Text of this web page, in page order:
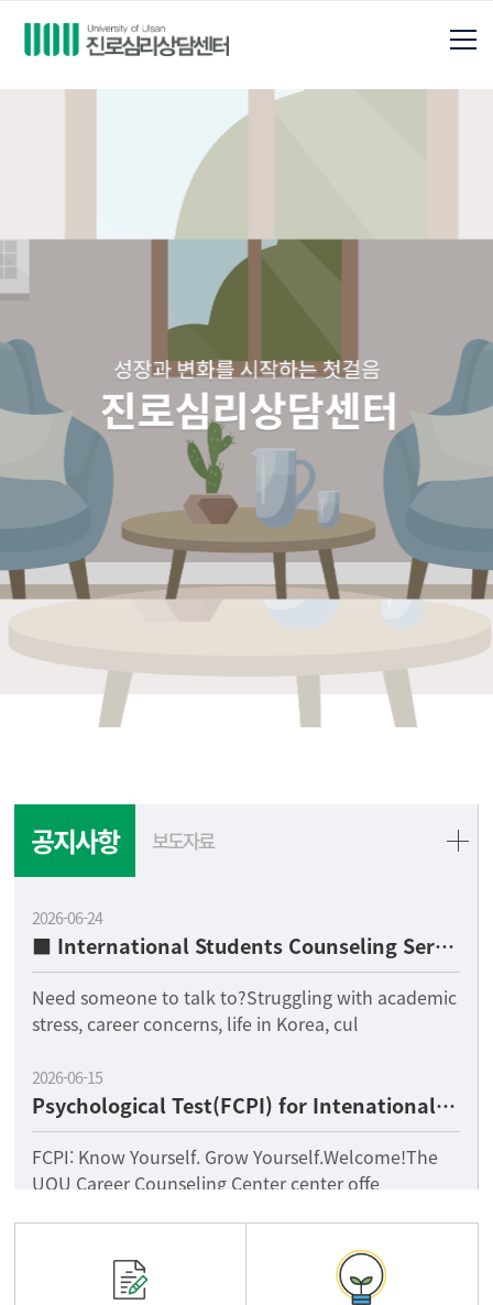
공지사항 보도자료
2026-06-24
■ International Students Counseling Service ■
Need someone to talk to?Struggling with academic
stress, career concerns, life in Korea, cul
2026-06-15
Psychological Test(FCPI) for Intenational Students
FCPI: Know Yourself. Grow Yourself.Welcome!The
UOU Career Counseling Center center offe